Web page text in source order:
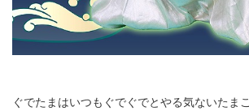
ぐでたまはいつもぐでぐでとやる気ないたま